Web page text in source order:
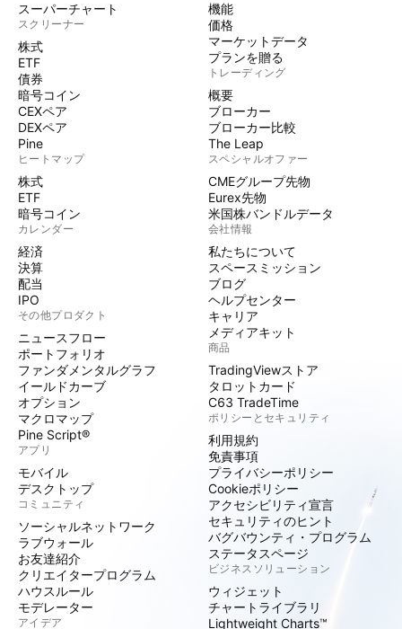
スーパーチャート
スクリーナー
株式
ETF
債券
暗号コイン
CEXペア
DEXペア
Pine
ヒートマップ
株式
ETF
暗号コイン
カレンダー
経済
決算
配当
IPO
その他プロダクト
ニュースフロー
ポートフォリオ
ファンダメンタルグラフ
イールドカーブ
オプション
マクロマップ
Pine Script®
アプリ
モバイル
デスクトップ
コミュニティ
ソーシャルネットワーク
ラブウォール
お友達紹介
クリエイタープログラム
ハウスルール
モデレーター
アイデア
機能
価格
マーケットデータ
プランを贈る
トレーディング
概要
ブローカー
ブローカー比較
The Leap
スペシャルオファー
CMEグループ先物
Eurex先物
米国株バンドルデータ
会社情報
私たちについて
スペースミッション
ブログ
ヘルプセンター
キャリア
メディアキット
商品
TradingViewストア
タロットカード
C63 TradeTime
ポリシーとセキュリティ
利用規約
免責事項
プライバシーポリシー
Cookieポリシー
アクセシビリティ宣言
セキュリティのヒント
バグバウンティ・プログラム
ステータスページ
ビジネスソリューション
ウィジェット
チャートライブラリ
Lightweight Charts™